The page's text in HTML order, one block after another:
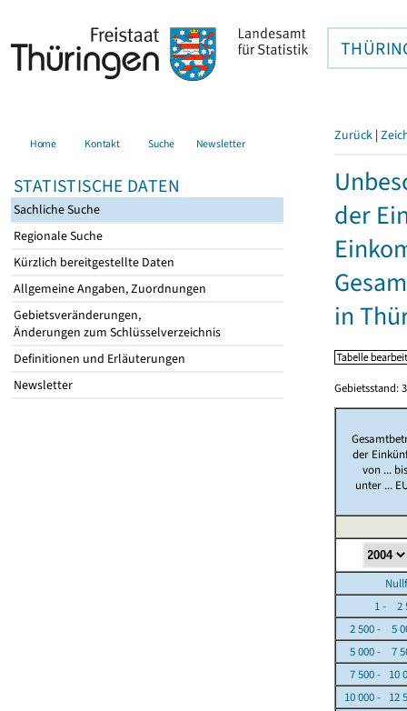
Home Kontakt Suche Newsletter
STATISTISCHE DATEN
Sachliche Suche
Regionale Suche
Kürzlich bereitgestellte Daten
Allgemeine Angaben, Zuordnungen
Gebietsveränderungen,
Änderungen zum Schlüsselverzeichnis
Definitionen und Erläuterungen
Newsletter
Zurück |
der
in
Gebietsstand:
der
von ...
unter ...
1 - 2
2 500 - 5
5 000 - 7
7 500 - 10
10 000 - 12